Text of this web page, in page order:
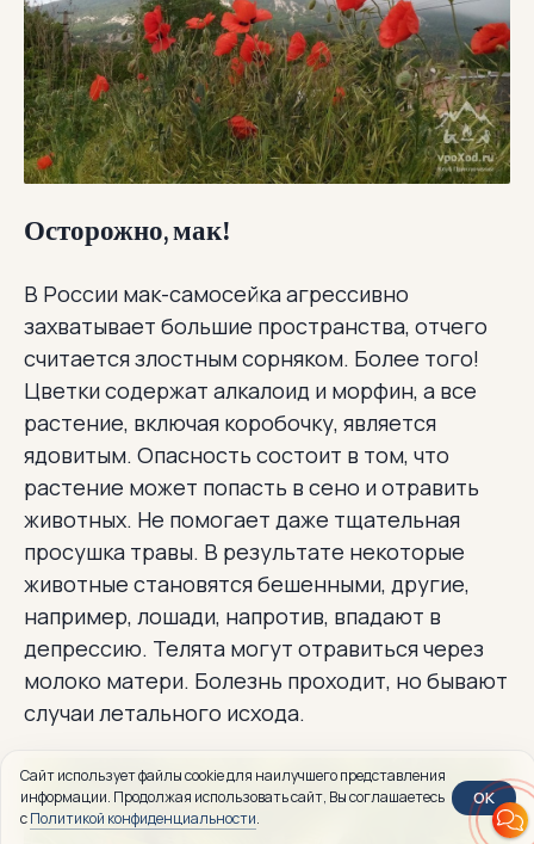
Осторожно, мак!
В России мак-самосейка агрессивно
захватывает большие пространства, отчего
считается злостным сорняком. Более того!
Цветки содержат алкалоид и морфин, а все
растение, включая коробочку, является
ядовитым. Опасность состоит в том, что
растение может попасть в сено и отравить
животных. Не помогает даже тщательная
просушка травы. В результате некоторые
животные становятся бешенными, другие,
например, лошади, напротив, впадают в
депрессию. Телята могут отравиться через
молоко матери. Болезнь проходит, но бывают
случаи летального исхода.
Сайт использует файлы cookie для наилучшего представления
информации. Продолжая использовать сайт, Вы соглашаетесь
сПолитикой конфиденциальности.
OK